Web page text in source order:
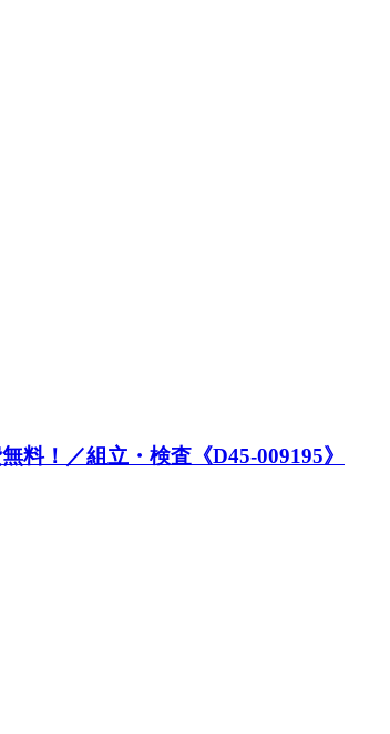
！／組立・検査《D45-009195》